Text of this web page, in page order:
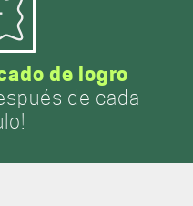
de logro
de cada